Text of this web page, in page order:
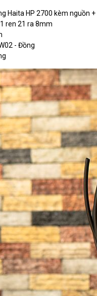
Haita HP 2700 kèm nguồn
ren 21 ra 8mm
- Đồng